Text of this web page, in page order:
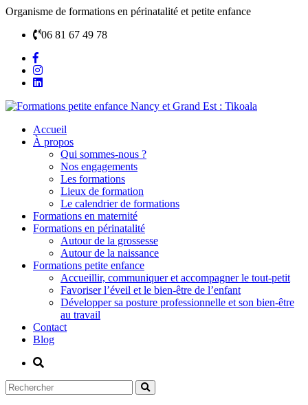
Organisme de formations en périnatalité et petite enfance
06 81 67 49 78
Accueil
À propos
Qui sommes-nous ?
Nos engagements
Les formations
Lieux de formation
Le calendrier de formations
Formations en maternité
Formations en périnatalité
Autour de la grossesse
Autour de la naissance
Formations petite enfance
Accueillir, communiquer et accompagner le tout-petit
Favoriser l’éveil et le bien-être de l’enfant
Développer sa posture professionnelle et son bien-être
au travail
Contact
Blog